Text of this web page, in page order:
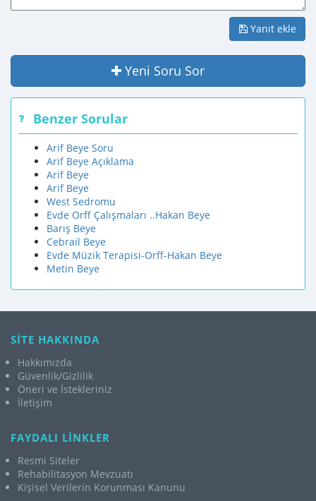
Yanıt ekle
Yeni Soru Sor
Benzer Sorular
Arif Beye Soru
Arif Beye Açıklama
Arif Beye
Arif Beye
West Sedromu
Evde Orff Çalışmaları ..Hakan Beye
Barış Beye
Cebrail Beye
Evde Müzik Terapisi-Orff-Hakan Beye
Metin Beye
SİTE HAKKINDA
Hakkımızda
Güvenlik/Gizlilik
Öneri ve İstekleriniz
İletişim
FAYDALI LİNKLER
Resmi Siteler
Rehabilitasyon Mevzuatı
Kişisel Verilerin Korunması Kanunu